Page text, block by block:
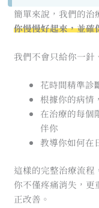
簡單來說，我們的治
你慢慢好起來，並確
我們不會只給你一針
花時間精準診
根據你的病情
在治療的每個
伴你
教導你如何在
這樣的完整治療流程
你不僅疼痛消失，更
正改善。